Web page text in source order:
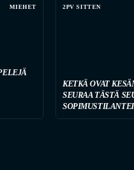
MIEHET 2PV SITTEN
KETKÄ OVAT
SEURAA TÄSTÄ